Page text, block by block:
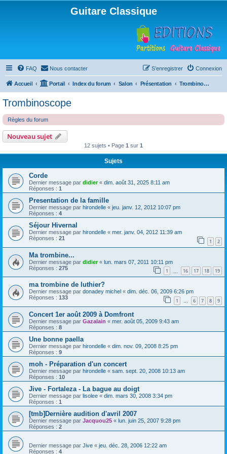
Guitare Classique
FAQ Nous contacter Connexion
S’enregistrer
Accueil Portail Index du forum Salon Présentation Trombinoscope
Trombinoscope
Règles du forum
Nouveau sujet
12 sujets • Page 1 sur 1
Sujets
Corde
Dernier message par didier« dim. août 31, 2025 8:11 am
Réponses : 1
Presentation de la famille
Dernier message par hirondelle « jeu. janv. 12, 2012 10:07 pm
Réponses : 4
Séjour Hivernal
Dernier message par hirondelle « mer. janv. 04, 2012 11:39 am
Réponses : 21 1 2
Ma trombine...
Dernier message par didier« lun. mars 07, 2011 10:11 pm
Réponses : 275 1 16 17 18 19
ma trombine de luthier?
Dernier message par donadey michel « dim. déc. 06, 2009 6:26 pm
Réponses : 133 1 … 6 7 8 9
Concert 1er août 2009 à Domfront
Dernier message par Gazalain « mer. août 05, 2009 9:43 am
Réponses : 8
Une bonne paella
Dernier message par hirondelle « dim. nov. 09, 2008 8:25 pm
Réponses : 9
moh - Préparation d'un concert
Dernier message par hirondelle « sam. sept. 20, 2008 10:13 am
Réponses : 10
Jive - Fortaleza - La bague au doigt
Dernier message par lisolee « dim. mars 30, 2008 3:34 pm
Réponses : 1
[tmb]Dernière audition d'avril 2007
Dernier message par Jacquou25 « lun. juin 25, 2007 9:28 pm
Réponses : 2
Dernier message par Jive « jeu. déc. 28, 2006 12:22 am
Réponses : 4